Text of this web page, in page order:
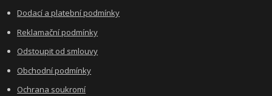
Dodací a platební podmínky
Reklamační podmínky
Odstoupit od smlouvy
Obchodní podmínky
Ochrana soukromí